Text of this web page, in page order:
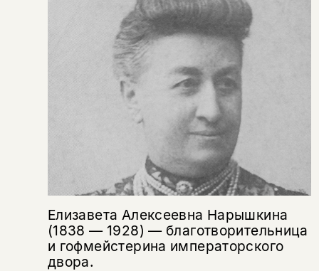
Елизавета Алексеевна Нарышкина
(1838 — 1928) — благотворительница
и гофмейстерина императорского
двора.